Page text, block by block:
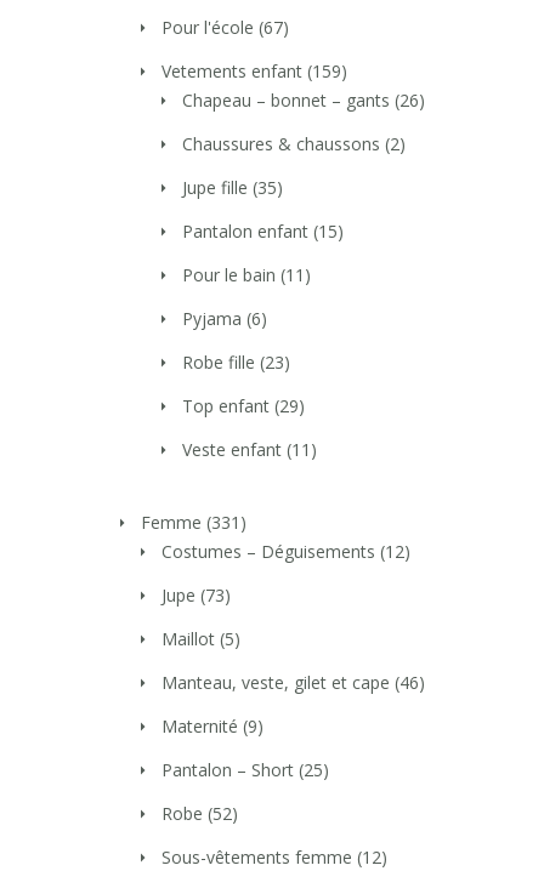
Pour l'école (67)
Vetements enfant (159)
Chapeau – bonnet – gants (26)
Chaussures & chaussons (2)
Jupe fille (35)
Pantalon enfant (15)
Pour le bain (11)
Pyjama (6)
Robe fille (23)
Top enfant (29)
Veste enfant (11)
Femme (331)
Costumes – Déguisements (12)
Jupe (73)
Maillot (5)
Manteau, veste, gilet et cape (46)
Maternité (9)
Pantalon – Short (25)
Robe (52)
Sous-vêtements femme (12)